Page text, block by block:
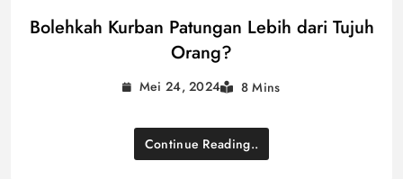
Bolehkah Kurban Patungan Lebih dari Tujuh
Orang?
Mei 24, 2024 8 Mins
Continue Reading..